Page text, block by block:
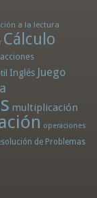
a la lectura
Cálculo
Inglés Juego
multiplicación
operaciones
de Problemas